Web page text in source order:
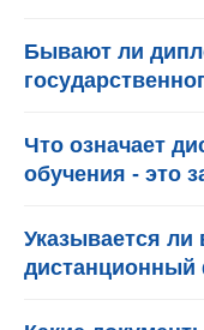
Бывают ли
Что означает
обучения - это
Указывается ли
дистанционный